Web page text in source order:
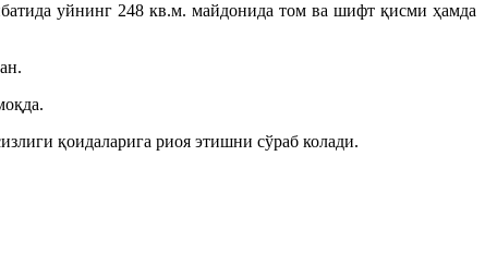
уйнинг 248 кв.м. майдонида том ва шифт қисми ҳамда
қоидаларига риоя этишни сўраб колади.